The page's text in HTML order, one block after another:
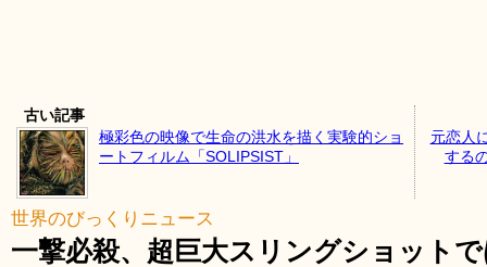
古い記事
極彩色の映像で生命の洪水を描く実験的ショ
ートフィルム「SOLIPSIST」
元恋人
する
世界のびっくりニュース
一撃必殺、超巨大スリングショット